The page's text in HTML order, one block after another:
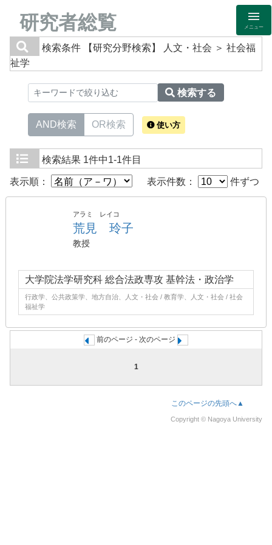
研究者総覧 メニュー
検索条件
【研究分野検索】 人文・社会 ＞ 社会福
祉学
検索する
AND検索 OR検索 使い方
検索結果 1件中1-1件目
表示順： 表示件数： 件ずつ
アラミ レイコ
荒見 玲子
教授
大学院法学研究科 総合法政専攻 基幹法・政治学
行政学、公共政策学、地方自治、人文・社会 / 教育学、人文・社会 / 社会
福祉学
前のページ - 次のページ
1
このページの先頭へ▲
Copyright © Nagoya University